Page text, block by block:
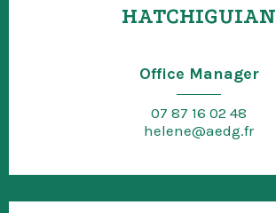
HATCHIGUIAN
Office Manager
07 87 16 02 48
helene@aedg.fr